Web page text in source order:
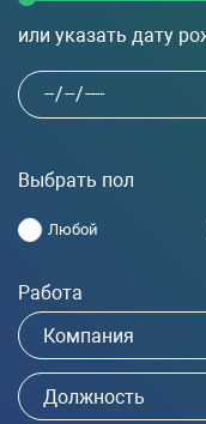
или указать дату
Выбрать пол
Любой
Работа